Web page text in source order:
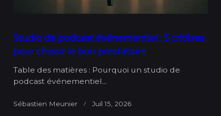
Studio de podcast événementiel : 5 critères
pour choisir le bon prestataire
Table des matières : Pourquoi un studio de
podcast événementiel...
Sébastien Meunier Juil 15, 2026